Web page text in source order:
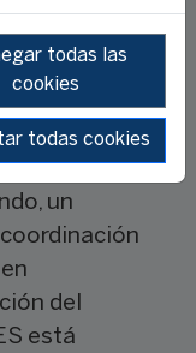
Gestión
un
del
está
todas las
cookies
todas cookies